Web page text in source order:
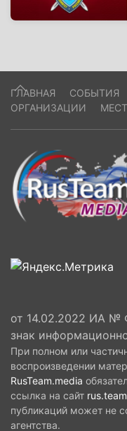
ГЛАВНАЯ СОБЫТИЯ
ОРГАНИЗАЦИИ
от 14.02.2022 ИА №
знак
При полном или
воспроизведении
RusTeam.media
ссылка на сайт rus.team
публикаций может не
агентства.